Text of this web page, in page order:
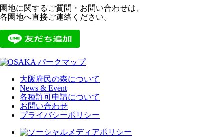
園地に関するご質問・お問い合わせは、
各園地へ直接ご連絡ください。
大阪府民の森について
News & Event
各種許可申請について
お問い合わせ
プライバシーポリシー